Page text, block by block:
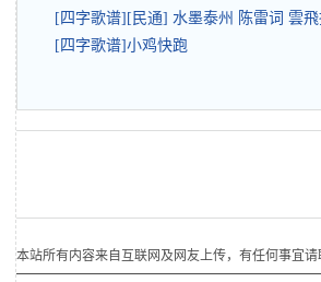
[四字歌谱][民通] 水墨泰州 陈雷词 雲
[四字歌谱]小鸡快跑
本站所有内容来自互联网及网友上传，有任何事宜请